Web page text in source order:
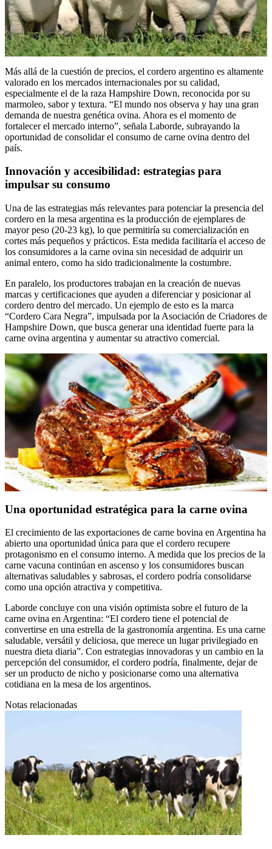
Más allá de la cuestión de precios, el cordero argentino es altamente
valorado en los mercados internacionales por su calidad,
especialmente el de la raza Hampshire Down, reconocida por su
marmoleo, sabor y textura. “El mundo nos observa y hay una gran
demanda de nuestra genética ovina. Ahora es el momento de
fortalecer el mercado interno”, señala Laborde, subrayando la
oportunidad de consolidar el consumo de carne ovina dentro del
país.
Innovación y accesibilidad: estrategias para
impulsar su consumo
Una de las estrategias más relevantes para potenciar la presencia del
cordero en la mesa argentina es la producción de ejemplares de
mayor peso (20-23 kg), lo que permitiría su comercialización en
cortes más pequeños y prácticos. Esta medida facilitaría el acceso de
los consumidores a la carne ovina sin necesidad de adquirir un
animal entero, como ha sido tradicionalmente la costumbre.
En paralelo, los productores trabajan en la creación de nuevas
marcas y certificaciones que ayuden a diferenciar y posicionar al
cordero dentro del mercado. Un ejemplo de esto es la marca
“Cordero Cara Negra”, impulsada por la Asociación de Criadores de
Hampshire Down, que busca generar una identidad fuerte para la
carne ovina argentina y aumentar su atractivo comercial.
Una oportunidad estratégica para la carne ovina
El crecimiento de las exportaciones de carne bovina en Argentina ha
abierto una oportunidad única para que el cordero recupere
protagonismo en el consumo interno. A medida que los precios de la
carne vacuna continúan en ascenso y los consumidores buscan
alternativas saludables y sabrosas, el cordero podría consolidarse
como una opción atractiva y competitiva.
Laborde concluye con una visión optimista sobre el futuro de la
carne ovina en Argentina: “El cordero tiene el potencial de
convertirse en una estrella de la gastronomía argentina. Es una carne
saludable, versátil y deliciosa, que merece un lugar privilegiado en
nuestra dieta diaria”. Con estrategias innovadoras y un cambio en la
percepción del consumidor, el cordero podría, finalmente, dejar de
ser un producto de nicho y posicionarse como una alternativa
cotidiana en la mesa de los argentinos.
Notas relacionadas